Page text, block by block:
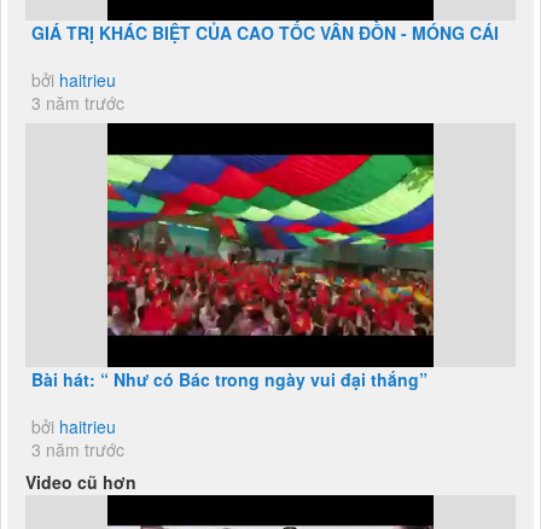
GIÁ TRỊ KHÁC BIỆT CỦA CAO TỐC VÂN ĐỒN - MÓNG CÁI
bởi haitrieu
3 năm trước
Bài hát: “ Như có Bác trong ngày vui đại thắng”
bởi haitrieu
3 năm trước
Video cũ hơn